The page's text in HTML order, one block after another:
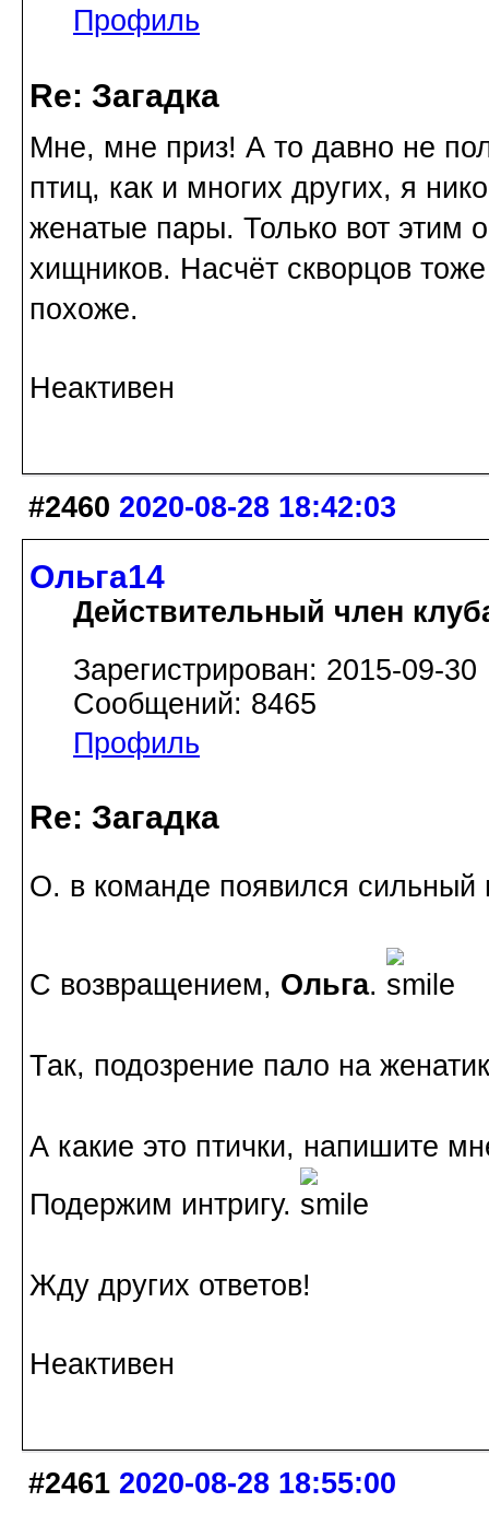
Профиль
Re: Загадка
Мне, мне приз! А то давно не
птиц, как и многих других, я
женатые пары. Только вот этим
хищников. Насчёт скворцов
похоже.
Неактивен
#2460 2020-08-28 18:42:03
Ольга14
Действительный член
Зарегистрирован: 2015-09-30
Сообщений: 8465
Профиль
Re: Загадка
О. в команде появился сильный
С возвращением, Ольга.
Так, подозрение пало на
А какие это птички, напишите
Подержим интригу.
Жду других ответов!
Неактивен
#2461 2020-08-28 18:55:00